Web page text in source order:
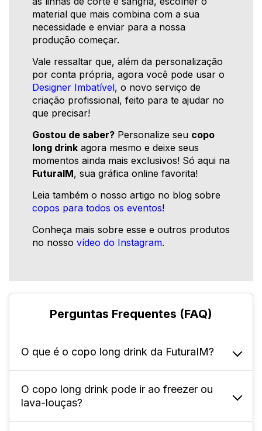
material que mais combina com a sua
necessidade e enviar para a nossa
produção começar.
Vale ressaltar que, além da personalização
por conta própria, agora você pode usar o
Designer Imbatível, o novo serviço de
criação profissional, feito para te ajudar no
que precisar!
Gostou de saber? Personalize seu copo
long drink agora mesmo e deixe seus
momentos ainda mais exclusivos! Só aqui na
FuturaIM, sua gráfica online favorita!
Leia também o nosso artigo no blog sobre
copos para todos os eventos!
Conheça mais sobre esse e outros produtos
no nosso vídeo do Instagram.
Perguntas Frequentes (FAQ)
O que é o copo long drink da FuturaIM?
É um copo alto e estreito de 350 ml, ideal
para bebidas com bastante líquido e gelo,
muito utilizado em festas, eventos, bares,
O copo long drink pode ir ao freezer ou
lava-louças?